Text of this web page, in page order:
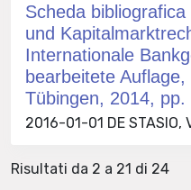
Scheda
und
Internationale
bearbeitete
Tübingen, 2014, pp.
2016-01-01 DE STASIO,
Risultati da 2 a 21 di 24